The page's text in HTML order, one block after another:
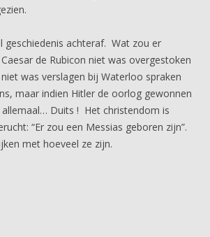
geschiedenis achteraf. Wat zou er
de Rubicon niet was overgestoken
was verslagen bij Waterloo spraken
maar indien Hitler de oorlog gewonnen
allemaal… Duits ! Het christendom is
“Er zou een Messias geboren zijn”.
met hoeveel ze zijn.